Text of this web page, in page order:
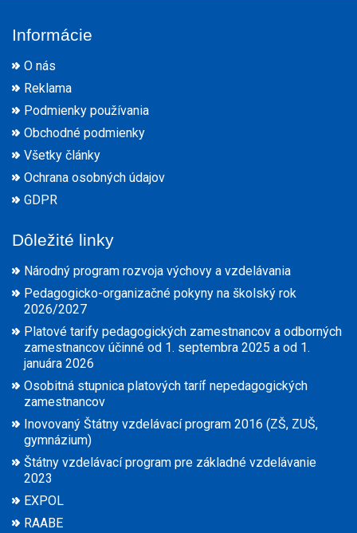
Informácie
O nás
Reklama
Podmienky používania
Obchodné podmienky
Všetky články
Ochrana osobných údajov
GDPR
Dôležité linky
Národný program rozvoja výchovy a vzdelávania
Pedagogicko-organizačné pokyny na školský rok
2026/2027
Platové tarify pedagogických zamestnancov a odborných
zamestnancov účinné od 1. septembra 2025 a od 1.
januára 2026
Osobitná stupnica platových taríf nepedagogických
zamestnancov
Inovovaný Štátny vzdelávací program 2016 (ZŠ, ZUŠ,
gymnázium)
Štátny vzdelávací program pre základné vzdelávanie
2023
EXPOL
RAABE